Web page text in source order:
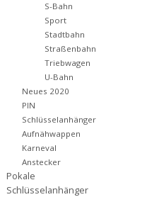
S-Bahn
Sport
Stadtbahn
Straßenbahn
Triebwagen
U-Bahn
Neues 2020
PIN
Schlüsselanhänger
Aufnähwappen
Karneval
Anstecker
Pokale
Schlüsselanhänger